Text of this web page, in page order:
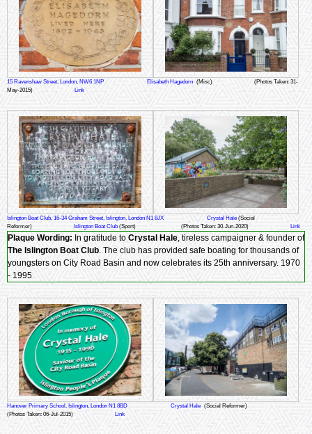
15 Ravenshaw Street, London, NW6 1NP Elisabeth Hagedorn (Misc)
(Photos Taken: 31-
May-2015)
Link
Islington Boat Club, 16-34 Graham Street, Islington, London N1 8JX Crystal Hale (Social
Reformer)
Islington Boat Club (Sport) (Photos Taken: 30-Jun-2020) Link
Plaque Wording: In gratitude to Crystal Hale, tireless campaigner & founder of
The Islington Boat Club. The club has provided safe boating for thousands of
youngsters on City Road Basin and now celebrates its 25th anniversary. 1970
- 1995
Hanover Primary School, Islington, London N1 8BD Crystal Hale (Social Reformer)
(Photos Taken: 06-Jul-2015)
Link